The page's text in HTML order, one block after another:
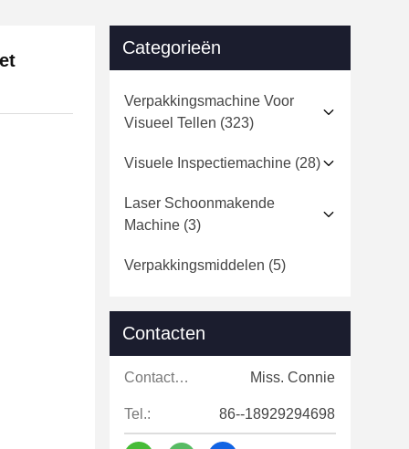
Categorieën
Verpakkingsmachine Voor
Visueel Tellen (323)
Visuele Inspectiemachine (28)
Laser Schoonmakende
Machine (3)
Verpakkingsmiddelen (5)
Contacten
Contacten: Miss. Connie
Tel.: 86--18929294698